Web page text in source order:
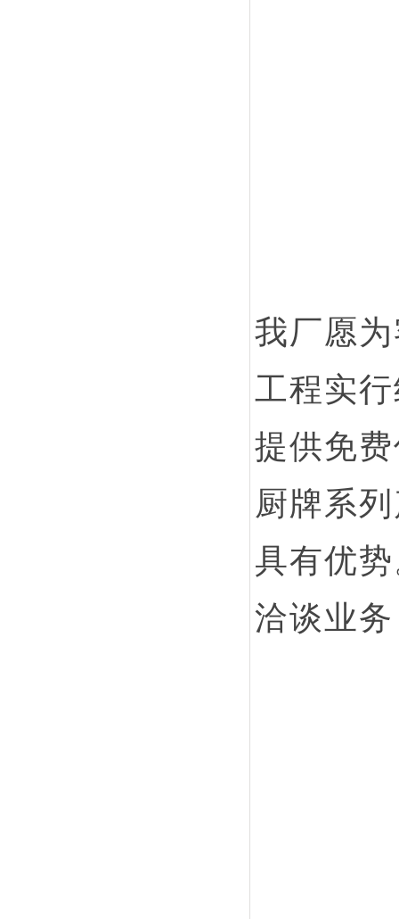
我厂愿
工程实
提供免
厨牌系
具有优
洽谈业